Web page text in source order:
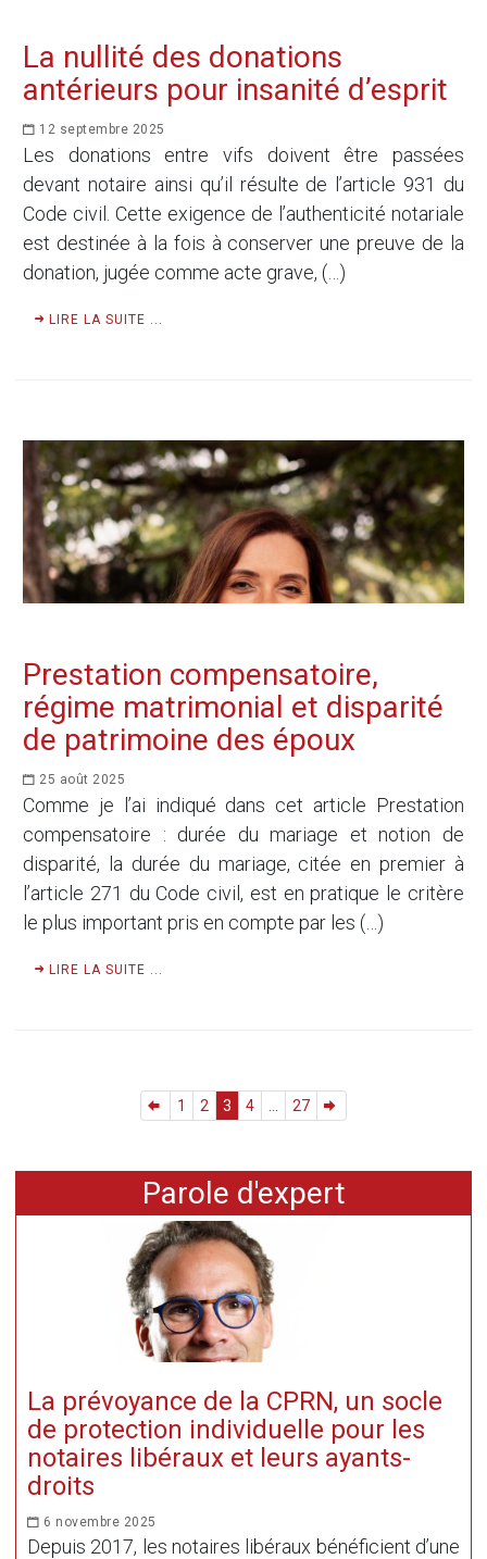
La nullité des donations
antérieurs pour insanité d’esprit
12 septembre 2025
Les donations entre vifs doivent être passées
devant notaire ainsi qu’il résulte de l’article 931 du
Code civil. Cette exigence de l’authenticité notariale
est destinée à la fois à conserver une preuve de la
donation, jugée comme acte grave, (…)
LIRE LA SUITE ...
Prestation compensatoire,
régime matrimonial et disparité
de patrimoine des époux
25 août 2025
Comme je l’ai indiqué dans cet article Prestation
compensatoire : durée du mariage et notion de
disparité, la durée du mariage, citée en premier à
l’article 271 du Code civil, est en pratique le critère
le plus important pris en compte par les (…)
LIRE LA SUITE ...
1 2 3 4 27
Parole d'expert
La prévoyance de la CPRN, un socle
de protection individuelle pour les
notaires libéraux et leurs ayants-
droits
6 novembre 2025
Depuis 2017, les notaires libéraux bénéficient d’une